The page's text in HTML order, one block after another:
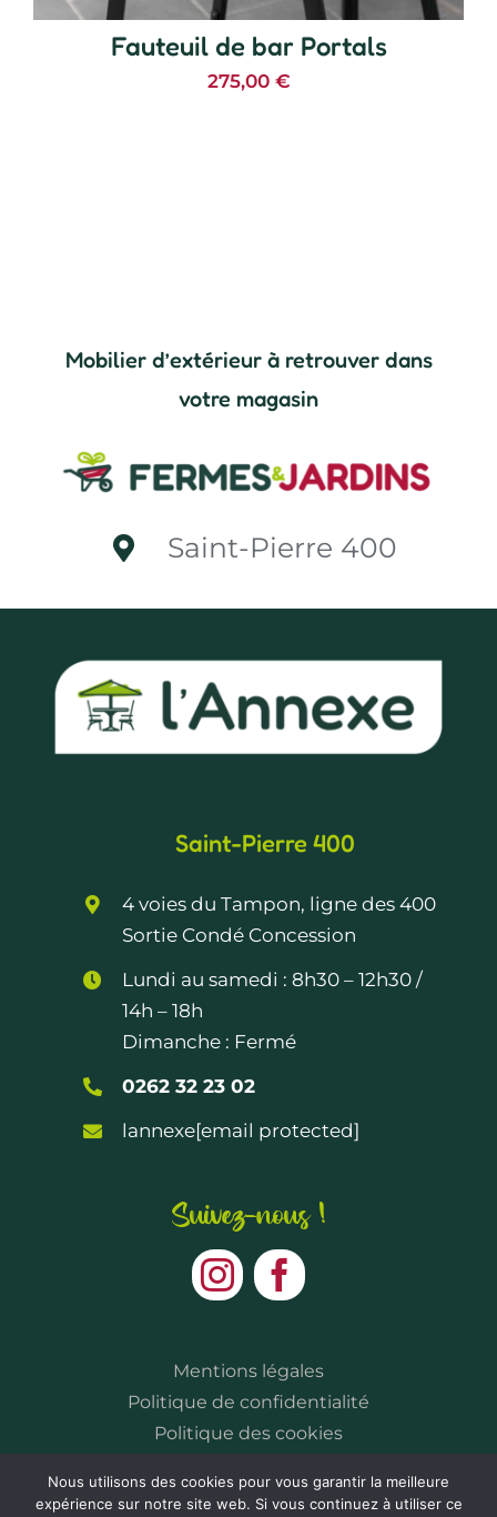
Fauteuil de bar Portals
275,00 €
Mobilier d’extérieur à retrouver dans
votre magasin
Saint-Pierre 400
Saint-Pierre 400
4 voies du Tampon, ligne des 400
Sortie Condé Concession
Lundi au samedi :8h30 – 12h30 /
14h – 18h
Dimanche : Fermé
0262 32 23 02
lannexe[email protected]
Suivez-nous !
Mentions légales
Politique de confidentialité
Politique des cookies
Nous utilisons des cookies pour vous garantir la meilleure
expérience sur notre site web. Si vous continuez à utiliser ce